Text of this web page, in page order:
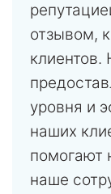
отзывом,
уровня и
наших
помогают
наше